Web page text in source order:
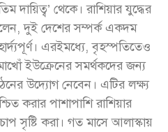
দায়িত্ব’ থেকে। রাশিয়ার যুদ্ধের
দুই দেশের সম্পর্ক একদম
এরইমধ্যে, বৃহস্পতিতেও
ইউক্রেনের সমর্থকদের জন্য
উদ্যোগ নেবেন। এটির লক্ষ্য
করার পাশাপাশি রাশিয়ার
সৃষ্টি করা। গত মাসে আলাস্কায়